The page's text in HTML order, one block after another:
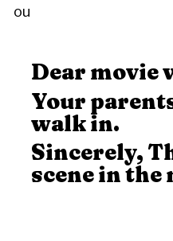
ou
Dear movie
Your
walk in.
Sincerely,
scene in the